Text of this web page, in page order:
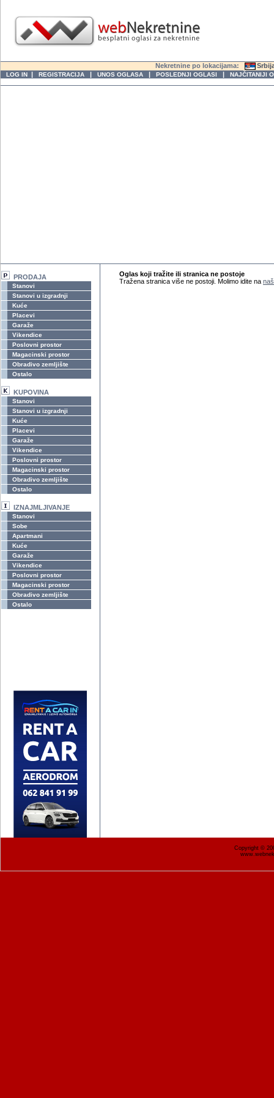
Nekretnine po lokacijama:
LOG IN | REGISTRACIJA | UNOS OGLASA | POSLEDNJI OGLASI | NAJČITANIJI
PRODAJA
Stanovi
Stanovi u izgradnji
Kuće
Placevi
Garaže
Vikendice
Poslovni prostor
Magacinski prostor
Obradivo zemljište
Ostalo
KUPOVINA
Stanovi
Stanovi u izgradnji
Kuće
Placevi
Garaže
Vikendice
Poslovni prostor
Magacinski prostor
Obradivo zemljište
Ostalo
IZNAJMLJIVANJE
Stanovi
Sobe
Apartmani
Kuće
Garaže
Vikendice
Poslovni prostor
Magacinski prostor
Obradivo zemljište
Ostalo
Oglas koji tražite ili stranica ne postoje
Tražena stranica više ne postoji. Molimo idite na
Copyright ©